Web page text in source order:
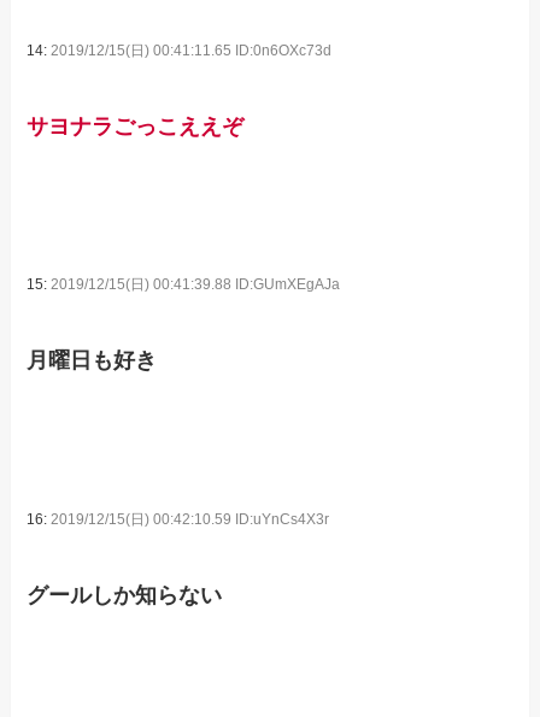
14:2019/12/15(日) 00:41:11.65 ID:0n6OXc73d
サヨナラごっこええぞ
15:2019/12/15(日) 00:41:39.88 ID:GUmXEgAJa
月曜日も好き
16:2019/12/15(日) 00:42:10.59 ID:uYnCs4X3r
グールしか知らない